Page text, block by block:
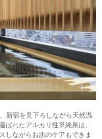
新宿を見下ろしながら天然温
ばれたアルカリ性単純泉は、
しながらお肌のケアもできま